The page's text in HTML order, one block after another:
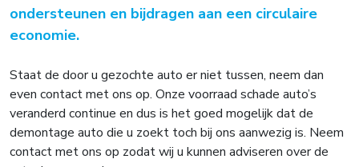
ondersteunen en bijdragen aan een circulaire
economie.
Staat de door u gezochte auto er niet tussen, neem dan
even contact met ons op. Onze voorraad schade auto’s
veranderd continue en dus is het goed mogelijk dat de
demontage auto die u zoekt toch bij ons aanwezig is. Neem
contact met ons op zodat wij u kunnen adviseren over de